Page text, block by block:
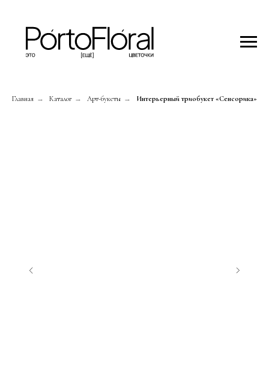
Главная → Каталог → Арт-букеты → Интерьерный триобукет «Сенсорика»